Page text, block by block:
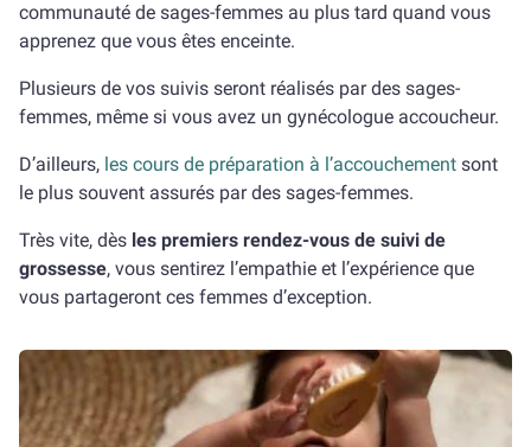
communauté de sages-femmes au plus tard quand vous
apprenez que vous êtes enceinte.
Plusieurs de vos suivis seront réalisés par des sages-
femmes, même si vous avez un gynécologue accoucheur.
D’ailleurs, les cours de préparation à l’accouchement sont
le plus souvent assurés par des sages-femmes.
Très vite, dès les premiers rendez-vous de suivi de
grossesse, vous sentirez l’empathie et l’expérience que
vous partageront ces femmes d’exception.